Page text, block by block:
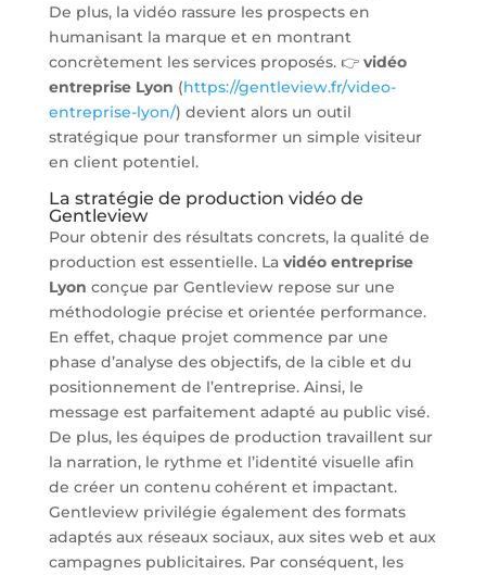
De plus, la vidéo rassure les prospects en
humanisant la marque et en montrant
concrètement les services proposés. 👉 vidéo
entreprise Lyon (https://gentleview.fr/video-
entreprise-lyon/) devient alors un outil
stratégique pour transformer un simple visiteur
en client potentiel.
La stratégie de production vidéo de
Gentleview
Pour obtenir des résultats concrets, la qualité de
production est essentielle. La vidéo entreprise
Lyon conçue par Gentleview repose sur une
méthodologie précise et orientée performance.
En effet, chaque projet commence par une
phase d’analyse des objectifs, de la cible et du
positionnement de l’entreprise. Ainsi, le
message est parfaitement adapté au public visé.
De plus, les équipes de production travaillent sur
la narration, le rythme et l’identité visuelle afin
de créer un contenu cohérent et impactant.
Gentleview privilégie également des formats
adaptés aux réseaux sociaux, aux sites web et aux
campagnes publicitaires. Par conséquent, les